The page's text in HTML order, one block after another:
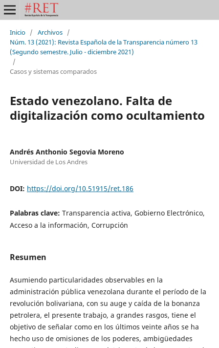
Inicio / Archivos /
Núm. 13 (2021): Revista Española de la Transparencia número 13
(Segundo semestre. Julio - diciembre 2021)
/
Casos y sistemas comparados
Estado venezolano. Falta de
digitalización como ocultamiento
Andrés Anthonio Segovia Moreno
Universidad de Los Andres
DOI: https://doi.org/10.51915/ret.186
Palabras clave: Transparencia activa, Gobierno Electrónico,
Acceso a la información, Corrupción
Resumen
Asumiendo particularidades observables en la
administración pública venezolana durante el período de la
revolución bolivariana, con su auge y caída de la bonanza
petrolera, el presente trabajo, a grandes rasgos, tiene el
objetivo de señalar como en los últimos veinte años se ha
hecho uso de omisiones de los poderes, ambigüedades